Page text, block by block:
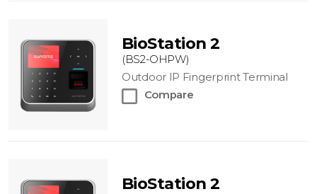
BioStation 2
(BS2-OHPW)
Outdoor IP Fingerprint Terminal
Compare
BioStation 2